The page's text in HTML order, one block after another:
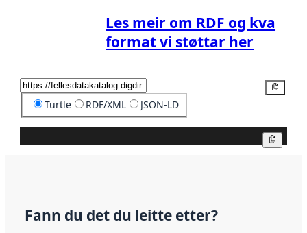
Les meir om RDF og kva
format vi støttar her
Turtle RDF/XML JSON-LD
Fann du det du leitte etter?